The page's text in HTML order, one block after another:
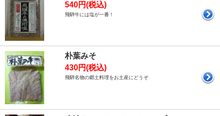
540円(税込)
飛騨牛には塩が一番！
朴葉みそ
430円(税込)
飛騨名物の郷土料理をお土産にどうぞ